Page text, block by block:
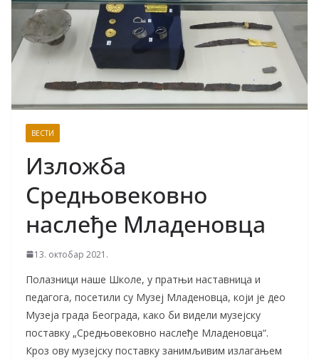
ВЕСТИ
Изложба
Средњовековно
наслеђе Младеновца
13. октобар 2021.
Полазници наше Школе, у пратњи наставница и
педагога, посетили су Музеј Младеновца, који је део
Музеја града Београда, како би видели музејску
поставку „Средњовековно наслеђе Младеновца“.
Кроз ову музејску поставку занимљивим излагањем